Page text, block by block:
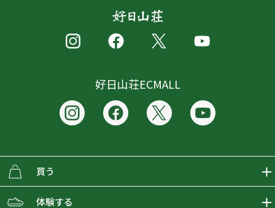
好日山荘ECMALL
買う
ECMALLの商品をさがす
体験する